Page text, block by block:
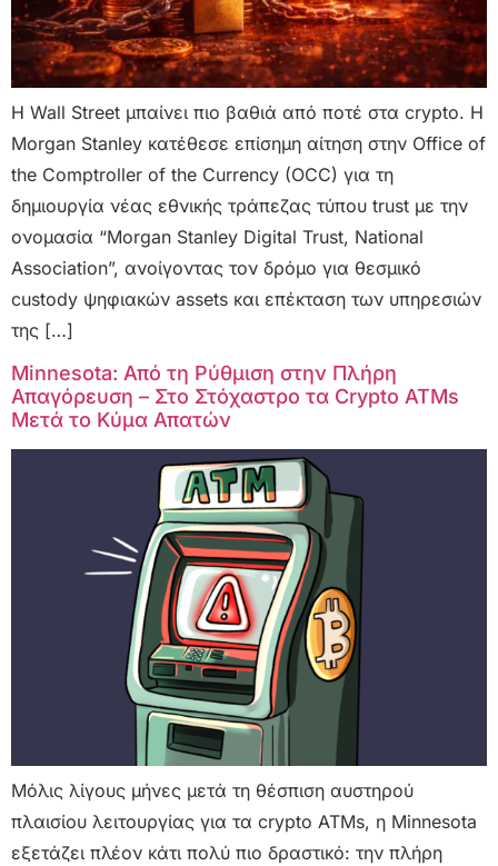
Η Wall Street μπαίνει πιο βαθιά από ποτέ στα crypto. Η
Morgan Stanley κατέθεσε επίσημη αίτηση στην Office of
the Comptroller of the Currency (OCC) για τη
δημιουργία νέας εθνικής τράπεζας τύπου trust με την
ονομασία “Morgan Stanley Digital Trust, National
Association”, ανοίγοντας τον δρόμο για θεσμικό
custody ψηφιακών assets και επέκταση των υπηρεσιών
της […]
Minnesota: Από τη Ρύθμιση στην Πλήρη
Απαγόρευση – Στο Στόχαστρο τα Crypto ATMs
Μετά το Κύμα Απατών
Μόλις λίγους μήνες μετά τη θέσπιση αυστηρού
πλαισίου λειτουργίας για τα crypto ATMs, η Minnesota
εξετάζει πλέον κάτι πολύ πιο δραστικό: την πλήρη